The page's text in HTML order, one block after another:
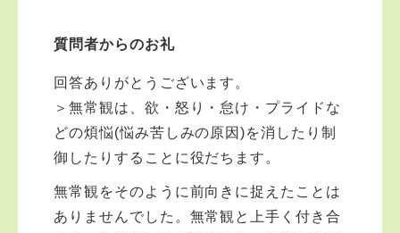
質問者からのお礼
回答ありがとうございます。
＞無常観は、欲・怒り・怠け・プライドな
どの煩悩(悩み苦しみの原因)を消したり制
御したりすることに役だちます。
無常観をそのように前向きに捉えたことは
ありませんでした。無常観と上手く付き合